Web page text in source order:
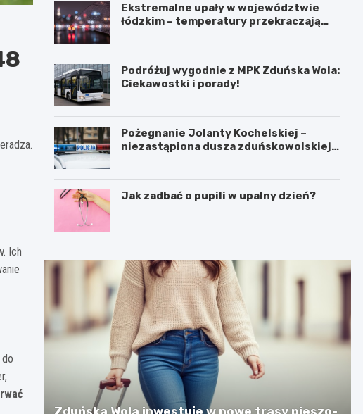
Ich
Ekstremalne upały w województwie
łódzkim – temperatury przekraczają
Podróżuj wygodnie z MPK Zduńska Wola:
Ciekawostki i porady!
Pożegnanie Jolanty Kochelskiej –
niezastąpiona dusza zduńskowolskiej
Jak zadbać o pupili w upalny dzień?
Zduńska Wola inwestuje w nowe trasy pieszo-